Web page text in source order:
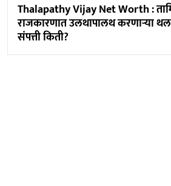
Thalapathy Vijay Net Worth :
राजकारणात उलथापालथ करणाऱ्या
संपत्ती किती?